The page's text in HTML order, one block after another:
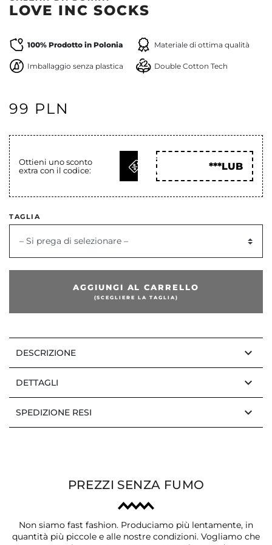
LOVE INC SOCKS
100% Prodotto in Polonia Materiale di ottima qualità
Imballaggio senza plastica Double Cotton Tech
99 PLN
Ottieni uno sconto
extra con il codice:
OTTIENI
COD
***LUB
TAGLIA
– Si prega di selezionare –
AGGIUNGI AL CARRELLO
(SCEGLIERE LA TAGLIA)
DESCRIZIONE keyboard_arrow_down
DETTAGLI keyboard_arrow_down
SPEDIZIONE RESI keyboard_arrow_down
PREZZI SENZA FUMO
Non siamo fast fashion. Produciamo più lentamente, in
quantità più piccole e alle nostre condizioni. Vogliamo che